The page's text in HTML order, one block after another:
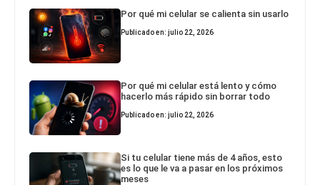
Por qué mi celular se calienta sin usarlo
Publicado en: julio 22, 2026
Por qué mi celular está lento y cómo
hacerlo más rápido sin borrar todo
Publicado en: julio 22, 2026
Si tu celular tiene más de 4 años, esto
es lo que le va a pasar en los próximos
meses